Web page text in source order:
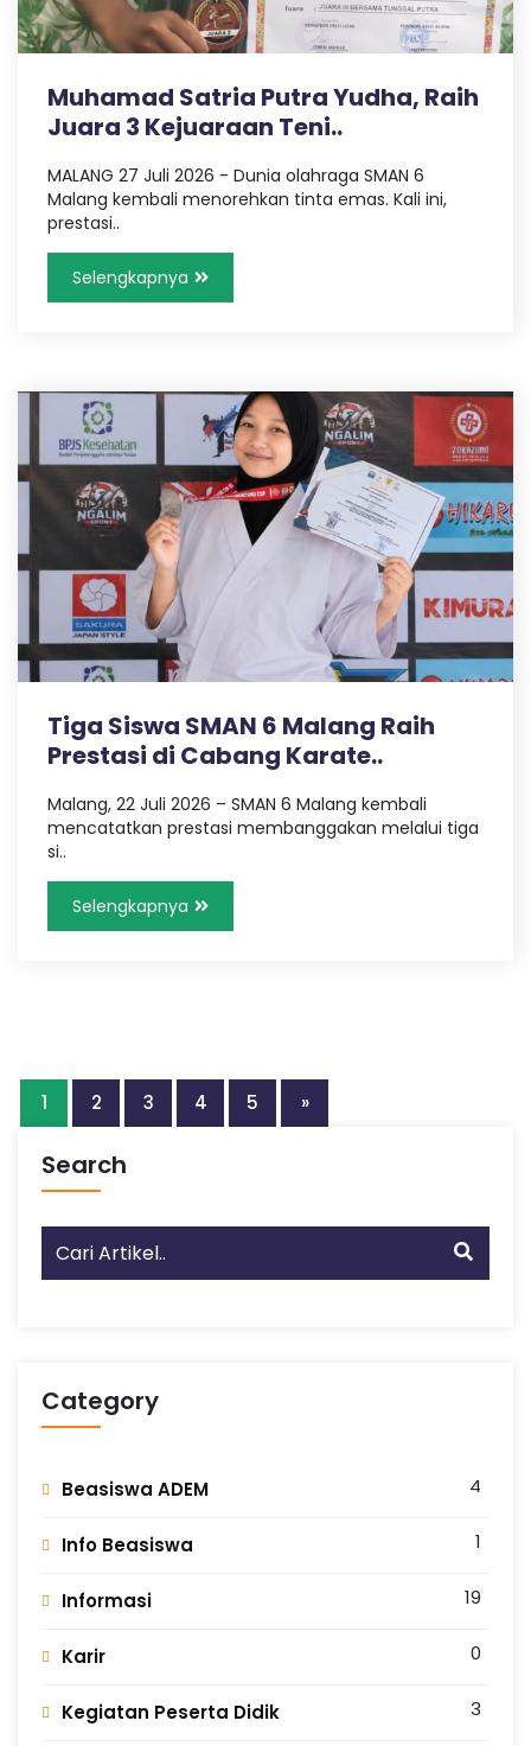
Muhamad Satria Putra Yudha, Raih
Juara 3 Kejuaraan Teni..
MALANG 27 Juli 2026 - Dunia olahraga SMAN 6
Malang kembali menorehkan tinta emas. Kali ini,
prestasi..
Selengkapnya
Tiga Siswa SMAN 6 Malang Raih
Prestasi di Cabang Karate..
Malang, 22 Juli 2026 – SMAN 6 Malang kembali
mencatatkan prestasi membanggakan melalui tiga
si..
Selengkapnya
1 2 3 4 5 »
Search
Category
Beasiswa ADEM 4
Info Beasiswa 1
Informasi 19
Karir 0
Kegiatan Peserta Didik 3